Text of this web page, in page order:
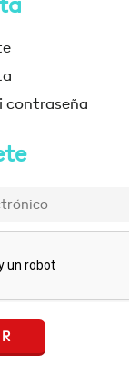
contraseña